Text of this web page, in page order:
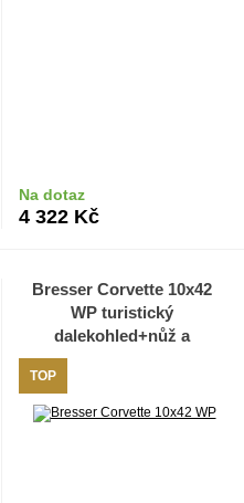
Na dotaz
4 322 Kč
Bresser Corvette 10x42
WP turistický
dalekohled+nůž a
outdoor zapalovač
TOP